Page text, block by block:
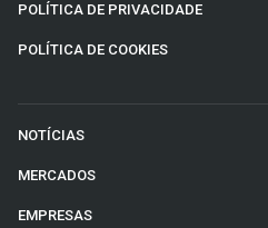
POLÍTICA DE PRIVACIDADE
POLÍTICA DE COOKIES
NOTÍCIAS
MERCADOS
EMPRESAS